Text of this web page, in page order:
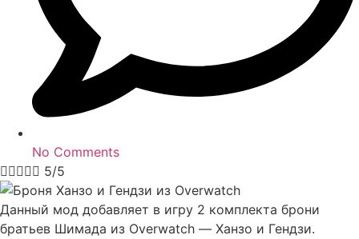
No Comments
 5/5
Данный мод добавляет в игру 2 комплекта брони
братьев Шимада из Overwatch — Ханзо и Гендзи.